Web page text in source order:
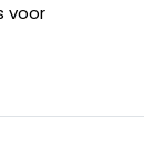
voor